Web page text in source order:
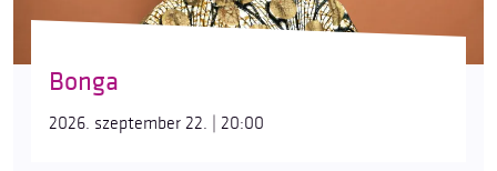
Bonga
2026. szeptember 22. | 20:00